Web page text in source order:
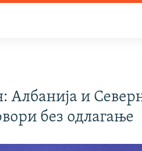
Албанија и
без одлагање